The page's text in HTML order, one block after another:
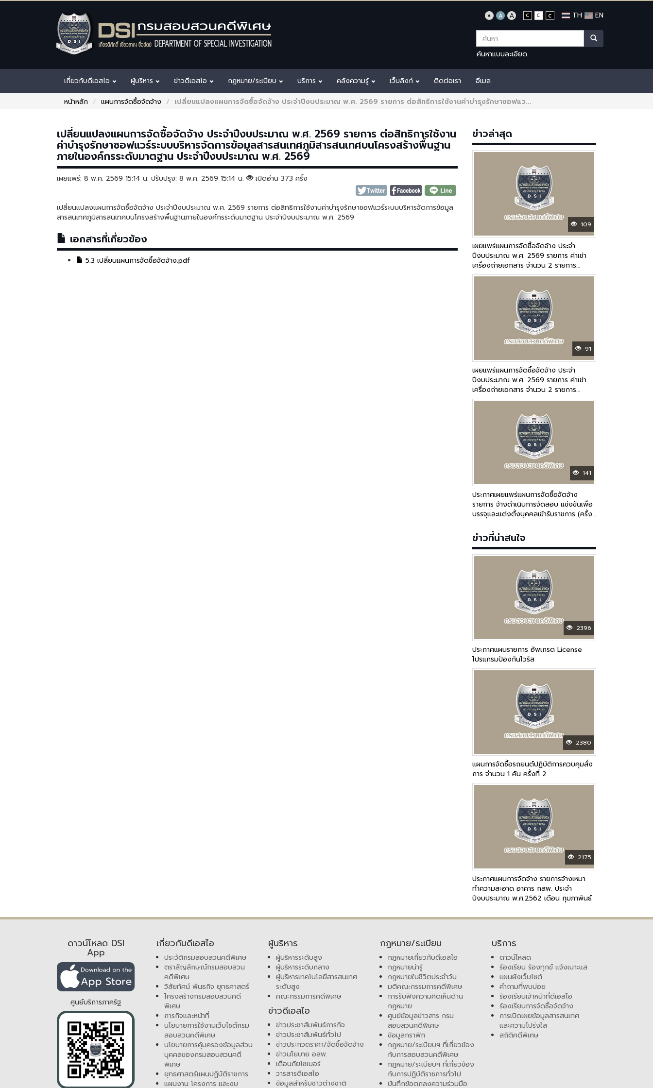
TH EN
ค้นหาแบบละเอียด
เกี่ยวกับดีเอสไอ ผู้บริหาร ข่าวดีเอสไอ กฎหมาย/ระเบียบ บริการ คลังความรู้ เว็บลิงก์ ติดต่อเรา อีเมล
หน้าหลัก แผนการจัดซื้อจัดจ้าง เปลี่ยนแปลงแผนการจัดซื้อจัดจ้าง ประจำปีงบประมาณ พ.ศ. 2569 รายการ ต่อสิทธิการใช้งานค่าบำรุงรักษาซอฟแว...
เปลี่ยนแปลงแผนการจัดซื้อจัดจ้าง ประจำปีงบประมาณ พ.ศ. 2569 รายการ ต่อสิทธิการใช้งาน
ค่าบำรุงรักษาซอฟแวร์ระบบบริหารจัดการข้อมูลสารสนเทศภูมิสารสนเทศบนโครงสร้างพื้นฐาน
ภายในองค์กรระดับมาตฐาน ประจำปีงบประมาณ พ.ศ. 2569
เผยแพร่: 8 พ.ค. 2569 15:14 น. ปรับปรุง: 8 พ.ค. 2569 15:14 น. เปิดอ่าน 373 ครั้ง
เปลี่ยนแปลงแผนการจัดซื้อจัดจ้าง ประจำปีงบประมาณ พ.ศ. 2569 รายการ ต่อสิทธิการใช้งานค่าบำรุงรักษาซอฟแวร์ระบบบริหารจัดการข้อมูล
สารสนเทศภูมิสารสนเทศบนโครงสร้างพื้นฐานภายในองค์กรระดับมาตฐาน ประจำปีงบประมาณ พ.ศ. 2569
เอกสารที่เกี่ยวข้อง
5.3 เปลี่ยนแผนการจัดซื้อจัดจ้าง.pdf
ข่าวล่าสุด
109
เผยแพร่แผนการจัดซื้อจัดจ้าง ประจำ
ปีงบประมาณ พ.ศ. 2569 รายการ ค่าเช่า
เครื่องถ่ายเอกสาร จำนวน 2 รายการ
ปีงบประมาณ พ.ศ. 2569 (ต่อเนื่องในเดือน
91
เผยแพร่แผนการจัดซื้อจัดจ้าง ประจำ
ปีงบประมาณ พ.ศ. 2569 รายการ ค่าเช่า
เครื่องถ่ายเอกสาร จำนวน 2 รายการ
ปีงบประมาณ พ.ศ. 2569 (ต่อเนื่องในเดือน
141
ประกาศเผยแพร่แผนการจัดซื้อจัดจ้าง
รายการ จ้างดำเนินการจัดสอบ แข่งขันเพื่อ
บรรจุและแต่งตั้งบุคคลเข้ารับราชการ (ครั้ง
ข่าวที่น่าสนใจ
2396
ประกาศแผนรายการ อัพเกรด License
โปรแกรมป้องกันไวรัส
2380
แผนการจัดซื้อรถยนต์ปฏิบัติการควบคุมสั่ง
การ จำนวน 1 คัน ครั้งที่ 2
2175
ประกาศแผนการจัดจ้าง รายการจ้างเหมา
ทำความสะอาด อาคาร กสพ. ประจำ
ปีงบประมาณ พ.ศ.2562 เดือน กุมภาพันธ์
ดาวน์โหลด DSI
App
ศูนย์บริการภาครัฐ
เกี่ยวกับดีเอสไอ
ประวัติกรมสอบสวนคดีพิเศษ
ตราสัญลักษณ์กรมสอบสวน
คดีพิเศษ
วิสัยทัศน์ พันธกิจ ยุทธศาสตร์
โครงสร้างกรมสอบสวนคดี
พิเศษ
ภารกิจและหน้าที่
นโยบายการใช้งานเว็บไซต์กรม
สอบสวนคดีพิเศษ
นโยบายการคุ้มครองข้อมูลส่วน
บุคคลของกรมสอบสวนคดี
พิเศษ
ยุทธศาสตร์แผนปฏิบัติราชการ
แผนงาน โครงการ และงบ
ผู้บริหาร
ผู้บริหารระดับสูง
ผู้บริหารระดับกลาง
ผู้บริหารเทคโนโลยีสารสนเทศ
ระดับสูง
คณะกรรมการคดีพิเศษ
ข่าวดีเอสไอ
ข่าวประชาสัมพันธ์ภารกิจ
ข่าวประชาสัมพันธ์ทั่วไป
ข่าวประกวดราคา/จัดซื้อจัดจ้าง
ข่าวนโยบาย อสพ.
เตือนภัยไซเบอร์
วารสารดีเอสไอ
ข้อมูลสำหรับชาวต่างชาติ
กฎหมาย/ระเบียบ
กฎหมายเกี่ยวกับดีเอสไอ
กฎหมายน่ารู้
กฎหมายในชีวิตประจำวัน
มติคณะกรรมการคดีพิเศษ
การรับฟังความคิดเห็นด้าน
กฎหมาย
ศูนย์ข้อมูลข่าวสาร กรม
สอบสวนคดีพิเศษ
ข้อมูลกราฟิก
กฎหมาย/ระเบียบฯ ที่เกี่ยวข้อง
กับการสอบสวนคดีพิเศษ
กฎหมาย/ระเบียบฯ ที่เกี่ยวข้อง
กับการปฏิบัติราชการทั่วไป
บันทึกข้อตกลงความร่วมมือ
บริการ
ดาวน์โหลด
ร้องเรียน ร้องทุกข์ แจ้งเบาะแส
แผนผังเว็บไซต์
คำถามที่พบบ่อย
ร้องเรียนเจ้าหน้าที่ดีเอสไอ
ร้องเรียนการจัดซื้อจัดจ้าง
การเปิดเผยข้อมูลสารสนเทศ
และความโปร่งใส
สถิติคดีพิเศษ